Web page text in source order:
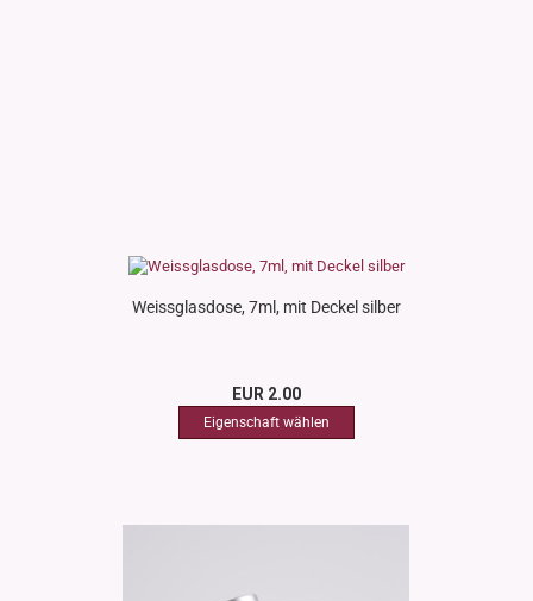
Weissglasdose, 7ml, mit Deckel silber
EUR 2.00